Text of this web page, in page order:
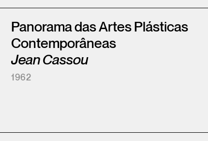
Panorama das Artes Plásticas
Contemporâneas
Jean Cassou
1962